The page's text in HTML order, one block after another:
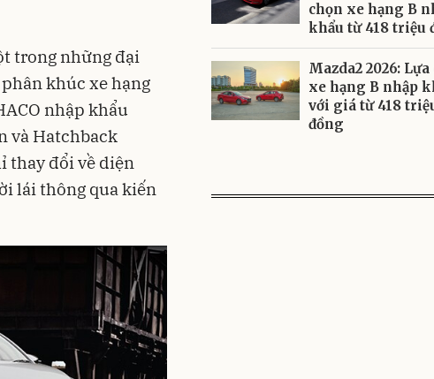
trong những đại
khúc xe hạng
nhập khẩu
và Hatchback
thay đổi về diện
lái thông qua kiến
chọn xe hạng B
khẩu từ 418 triệu
Mazda2 2026:
xe hạng B nhập
với giá từ 418
đồng